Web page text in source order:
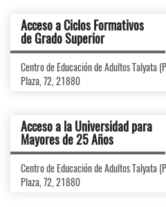
Acceso a Ciclos Formativos
de Grado Superior
Centro de Educación de Adultos Talyata
Plaza, 72, 21880
Acceso a la Universidad para
Mayores de 25 Años
Centro de Educación de Adultos Talyata
Plaza, 72, 21880